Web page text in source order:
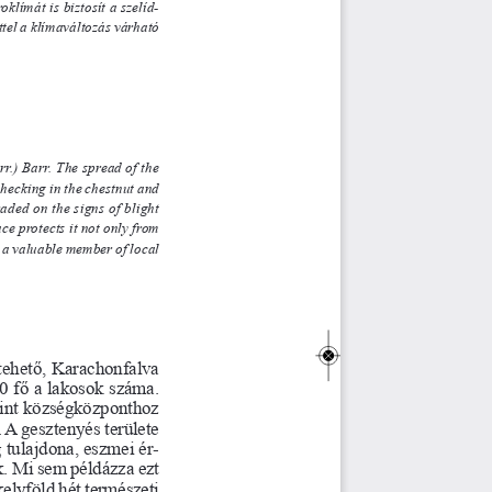
is biztosít a sze líd-
a klímaváltozás várható
Barr. The spread of the
in the chestnut and
on the signs of blight
it not only from
member of local
Karachonfalva
fő a lakosok száma.
községközponthoz
gesztenyés területe
tulajdona, eszmei ér -
. Mi sem példázza ezt
hét természeti